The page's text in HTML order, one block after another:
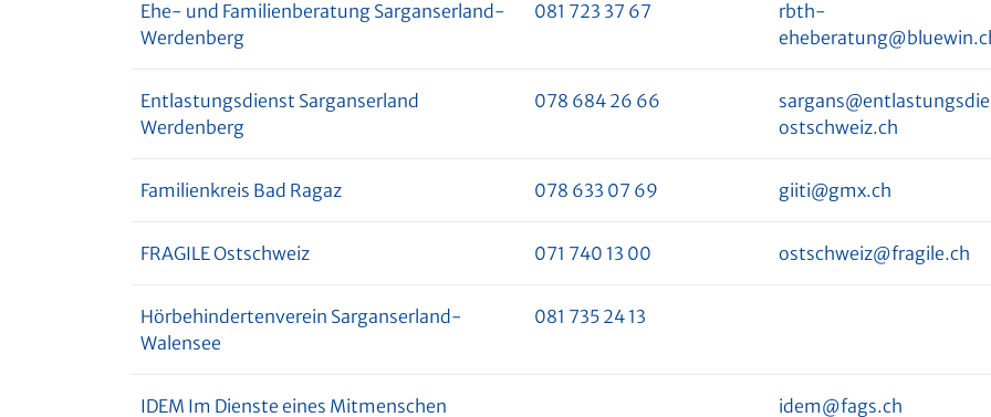
Ehe- und Familienberatung Sarganserland-
Werdenberg
081 723 37 67
rbth-
Entlastungsdienst Sarganserland
Werdenberg
078 684 26 66
ostschweiz.ch
Familienkreis Bad Ragaz 078 633 07 69 giiti@gmx.ch
FRAGILE Ostschweiz 071 740 13 00 ostschweiz@fragile.ch
Hörbehindertenverein Sarganserland-
Walensee
081 735 24 13
IDEM Im Dienste eines Mitmenschen idem@fags.ch